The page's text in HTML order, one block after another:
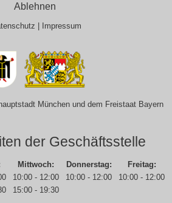
München und dem Freistaat Bayern
der Geschäftsstelle
Mittwoch:
10:00 - 12:00
15:00 - 19:30
Donnerstag:
10:00 - 12:00
Freitag:
10:00 - 12:00
Ablehnen
Impressum